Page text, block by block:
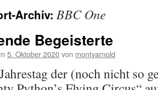
Archiv: BBC One
Begeisterte
5. Oktober 2020von montyarnold
der (noch nicht so